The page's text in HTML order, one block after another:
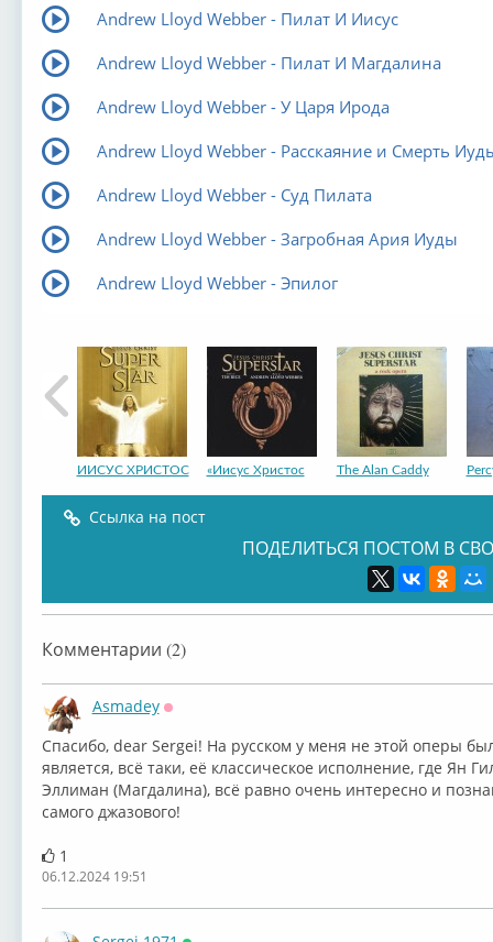
Andrew Lloyd Webber - Пилат И Иисус
Andrew Lloyd Webber - Пилат И Магдалина
Andrew Lloyd Webber - У Царя Ирода
Andrew Lloyd Webber - Расскаяние и Смерть
Andrew Lloyd Webber - Суд Пилата
Andrew Lloyd Webber - Загробная Ария Иуды
Andrew Lloyd Webber - Эпилог
ИИСУС ХРИСТОС «Иисус Христос The Alan Caddy
Ссылка на пост
ПОДЕЛИТЬСЯ ПОСТОМ В
Комментарии (2)
Asmadey
Спасибо, dear ⁣Sergei! На русском у меня не этой оперы
является, всё таки, её классическое исполнение, где ⁣Ян
Эллиман (Магдалина), всё равно очень интересно и
самого джазового!
1
06.12.2024 19:51